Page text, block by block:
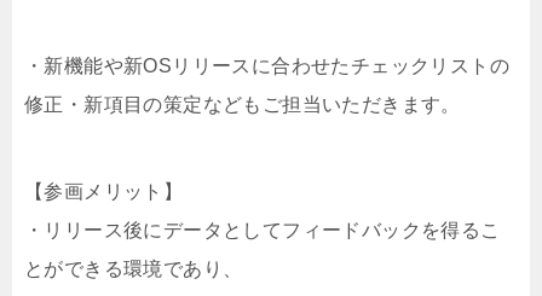
・新機能や新OSリリースに合わせたチェックリストの
修正・新項目の策定などもご担当いただきます。
【参画メリット】
・リリース後にデータとしてフィードバックを得るこ
とができる環境であり、